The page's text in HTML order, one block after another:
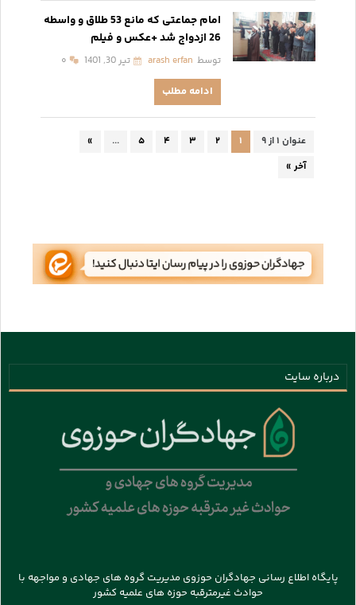
امام جماعتی که مانع 53 طلاق و واسطه
26 ازدواج شد +عکس و فیلم
توسط arash erfan تیر 30, 1401 ۰
ادامه مطلب
عنوان ۱ از ۹ ۱ ۲ ۳ ۴ ۵ ...
»
آخر »
درباره سایت
پایگاه اطلاع رسانی جهادگران حوزوی مدیریت گروه های جهادی و مواجهه با
حوادث غیرمترقبه حوزه های علمیه کشور